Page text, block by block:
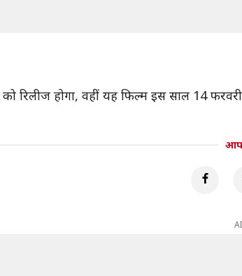
को रिलीज होगा, वहीं यह फिल्म इस साल 14